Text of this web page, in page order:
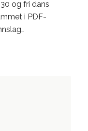
og fri dans
i PDF-